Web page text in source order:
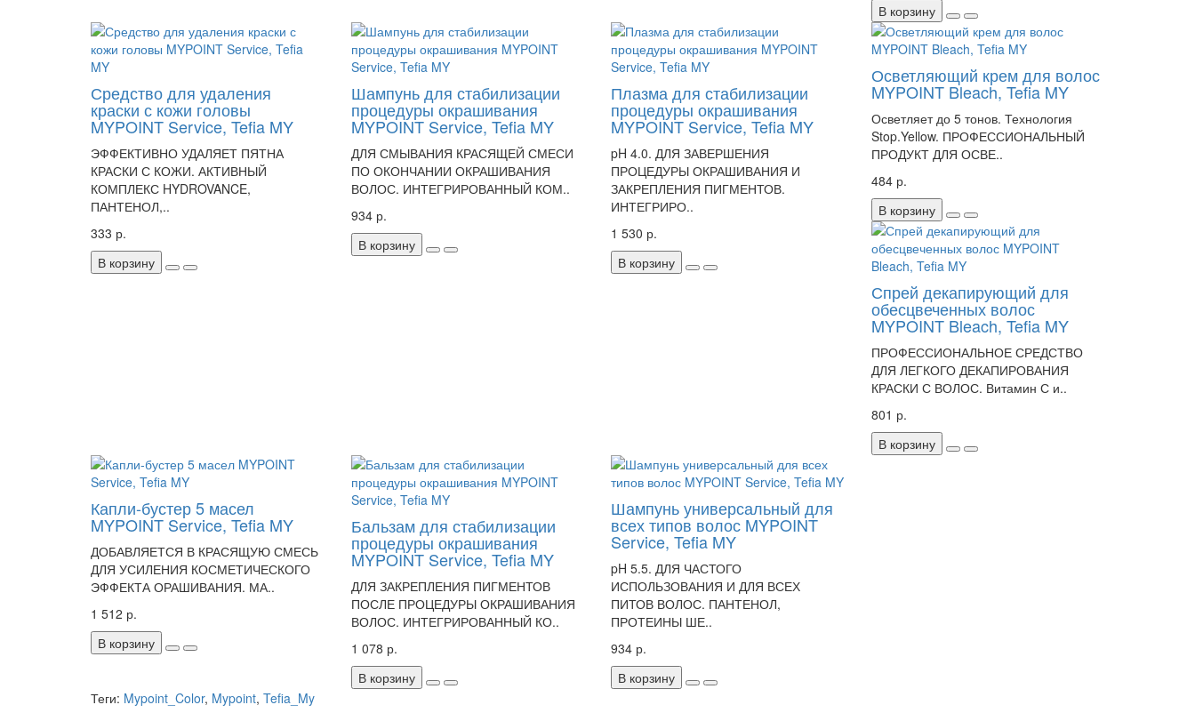
В корзину
Средство для удаления
краски с кожи головы
MYPOINT Service, Tefia MY
ЭФФЕКТИВНО УДАЛЯЕТ ПЯТНА
КРАСКИ С КОЖИ. АКТИВНЫЙ
КОМПЛЕКС HYDROVANCE,
ПАНТЕНОЛ,..
333 р.
В корзину
Шампунь для стабилизации
процедуры окрашивания
MYPOINT Service, Tefia MY
ДЛЯ СМЫВАНИЯ КРАСЯЩЕЙ СМЕСИ
ПО ОКОНЧАНИИ ОКРАШИВАНИЯ
ВОЛОС. ИНТЕГРИРОВАННЫЙ КОМ..
934 р.
В корзину
Плазма для стабилизации
процедуры окрашивания
MYPOINT Service, Tefia MY
pH 4.0. ДЛЯ ЗАВЕРШЕНИЯ
ПРОЦЕДУРЫ ОКРАШИВАНИЯ И
ЗАКРЕПЛЕНИЯ ПИГМЕНТОВ.
ИНТЕГРИРО..
1 530 р.
В корзину
Осветляющий крем для волос
MYPOINT Bleach, Tefia MY
Осветляет до 5 тонов. Технология
Stop.Yellow. ПРОФЕССИОНАЛЬНЫЙ
ПРОДУКТ ДЛЯ ОСВЕ..
484 р.
В корзину
Спрей декапирующий для
обесцвеченных волос
MYPOINT Bleach, Tefia MY
ПРОФЕССИОНАЛЬНОЕ СРЕДСТВО
ДЛЯ ЛЕГКОГО ДЕКАПИРОВАНИЯ
КРАСКИ С ВОЛОС. Витамин С и..
801 р.
В корзину
Капли-бустер 5 масел
MYPOINT Service, Tefia MY
ДОБАВЛЯЕТСЯ В КРАСЯЩУЮ СМЕСЬ
ДЛЯ УСИЛЕНИЯ КОСМЕТИЧЕСКОГО
ЭФФЕКТА ОРАШИВАНИЯ. МА..
1 512 р.
В корзину
Бальзам для стабилизации
процедуры окрашивания
MYPOINT Service, Tefia MY
ДЛЯ ЗАКРЕПЛЕНИЯ ПИГМЕНТОВ
ПОСЛЕ ПРОЦЕДУРЫ ОКРАШИВАНИЯ
ВОЛОС. ИНТЕГРИРОВАННЫЙ КО..
1 078 р.
В корзину
Шампунь универсальный для
всех типов волос MYPOINT
Service, Tefia MY
pH 5.5. ДЛЯ ЧАСТОГО
ИСПОЛЬЗОВАНИЯ И ДЛЯ ВСЕХ
ПИТОВ ВОЛОС. ПАНТЕНОЛ,
ПРОТЕИНЫ ШЕ..
934 р.
В корзину
Теги: Mypoint_Color, Mypoint, Tefia_My